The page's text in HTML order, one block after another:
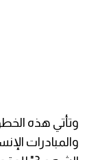
وتأتي هذه
والمبادرات